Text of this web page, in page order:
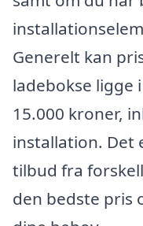
Generelt kan
ladebokse ligge
15.000 kroner,
installation. Det
tilbud fra
den bedste pris